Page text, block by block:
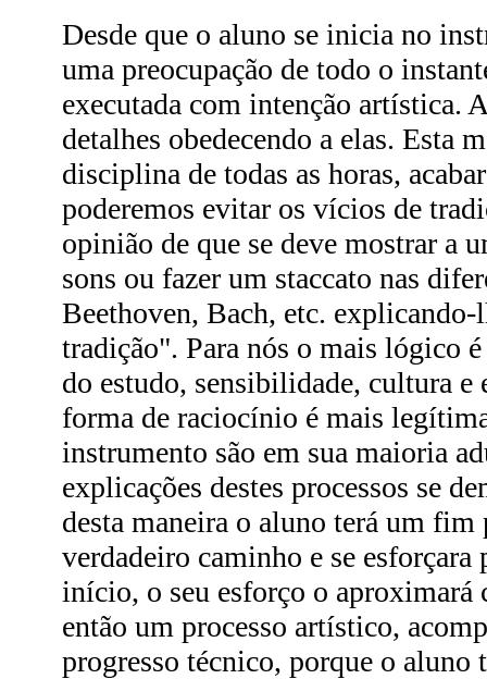
Desde que o aluno se inicia no
uma preocupação de todo o
executada com intenção artística.
detalhes obedecendo a elas. Esta
disciplina de todas as horas,
poderemos evitar os vícios de
opinião de que se deve mostrar a
sons ou fazer um staccato nas
Beethoven, Bach, etc.
tradição". Para nós o mais lógico
do estudo, sensibilidade, cultura e
forma de raciocínio é mais
instrumento são em sua maioria
explicações destes processos se
desta maneira o aluno terá um
verdadeiro caminho e se
início, o seu esforço o aproximará
então um processo artístico,
progresso técnico, porque o aluno